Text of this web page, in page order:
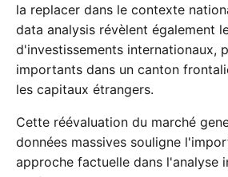
la replacer dans le contexte
data analysis révèlent également
d'investissements internationaux,
importants dans un canton
les capitaux étrangers.
Cette réévaluation du marché
données massives souligne
approche factuelle dans l'analyse